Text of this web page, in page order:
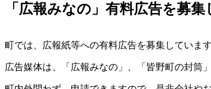
「広報みなの」有料広告を募
町では、広報紙等への有料広告を募集しています
広告媒体は、「広報みなの」、「皆野町の封筒